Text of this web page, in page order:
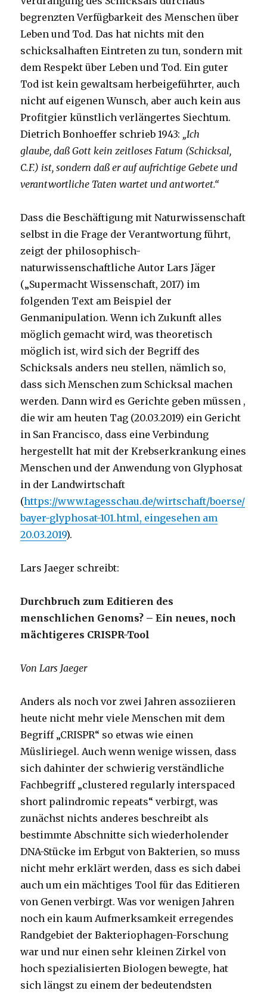
begrenzten Verfügbarkeit des Menschen über
Leben und Tod. Das hat nichts mit den
schicksalhaften Eintreten zu tun, sondern mit
dem Respekt über Leben und Tod. Ein guter
Tod ist kein gewaltsam herbeigeführter, auch
nicht auf eigenen Wunsch, aber auch kein aus
Profitgier künstlich verlängertes Siechtum.
Dietrich Bonhoeffer schrieb 1943: „Ich
glaube, daß Gott kein zeitloses Fatum (Schicksal,
C.F.) ist, sondern daß er auf aufrichtige Gebete und
verantwortliche Taten wartet und antwortet.“
Dass die Beschäftigung mit Naturwissenschaft
selbst in die Frage der Verantwortung führt,
zeigt der philosophisch-
naturwissenschaftliche Autor Lars Jäger
(„Supermacht Wissenschaft, 2017) im
folgenden Text am Beispiel der
Genmanipulation. Wenn ich Zukunft alles
möglich gemacht wird, was theoretisch
möglich ist, wird sich der Begriff des
Schicksals anders neu stellen, nämlich so,
dass sich Menschen zum Schicksal machen
werden. Dann wird es Gerichte geben müssen ,
die wir am heuten Tag (20.03.2019) ein Gericht
in San Francisco, dass eine Verbindung
hergestellt hat mit der Krebserkrankung eines
Menschen und der Anwendung von Glyphosat
in der Landwirtschaft
(https://www.tagesschau.de/wirtschaft/boerse/
bayer-glyphosat-101.html, eingesehen am
20.03.2019).
Lars Jaeger schreibt:
Durchbruch zum Editieren des
menschlichen Genoms? – Ein neues, noch
mächtigeres CRISPR-Tool
Von Lars Jaeger
Anders als noch vor zwei Jahren assoziieren
heute nicht mehr viele Menschen mit dem
Begriff „CRISPR“ so etwas wie einen
Müsliriegel. Auch wenn wenige wissen, dass
sich dahinter der schwierig verständliche
Fachbegriff „clustered regularly interspaced
short palindromic repeats“ verbirgt, was
zunächst nichts anderes beschreibt als
bestimmte Abschnitte sich wiederholender
DNA-Stücke im Erbgut von Bakterien, so muss
nicht mehr erklärt werden, dass es sich dabei
auch um ein mächtiges Tool für das Editieren
von Genen verbirgt. Was vor wenigen Jahren
noch ein kaum Aufmerksamkeit erregendes
Randgebiet der Bakteriophagen-Forschung
war und nur einen sehr kleinen Zirkel von
hoch spezialisierten Biologen bewegte, hat
sich längst zu einem der bedeutendsten